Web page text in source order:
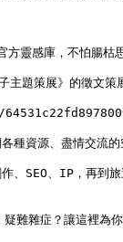
感庫，不怕腸枯
題策展》的徵文策
種資源、盡情交流的
、SEO、IP，再
症？讓這裡為你